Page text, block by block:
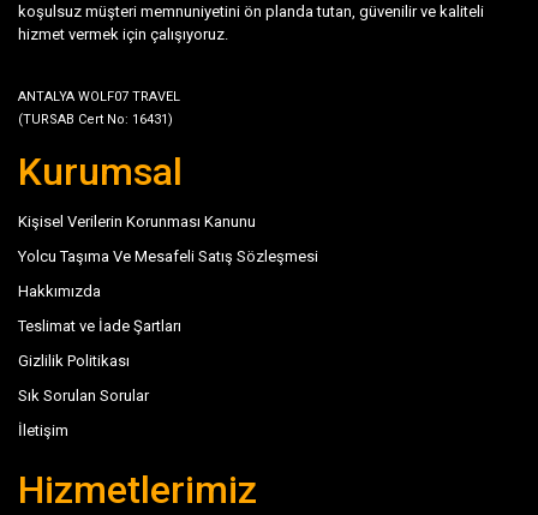
koşulsuz müşteri memnuniyetini ön planda tutan, güvenilir ve kaliteli
hizmet vermek için çalışıyoruz.
ANTALYA WOLF07 TRAVEL
(TURSAB Cert No: 16431)
Kurumsal
Kişisel Verilerin Korunması Kanunu
Yolcu Taşıma Ve Mesafeli Satış Sözleşmesi
Hakkımızda
Teslimat ve İade Şartları
Gizlilik Politikası
Sık Sorulan Sorular
İletişim
Hizmetlerimiz